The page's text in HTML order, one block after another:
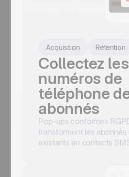
Acquisition Rétention
Collectez les
numéros de
téléphone
abonnés
Pop-ups conformes
transforment les abonnés
existants en contacts